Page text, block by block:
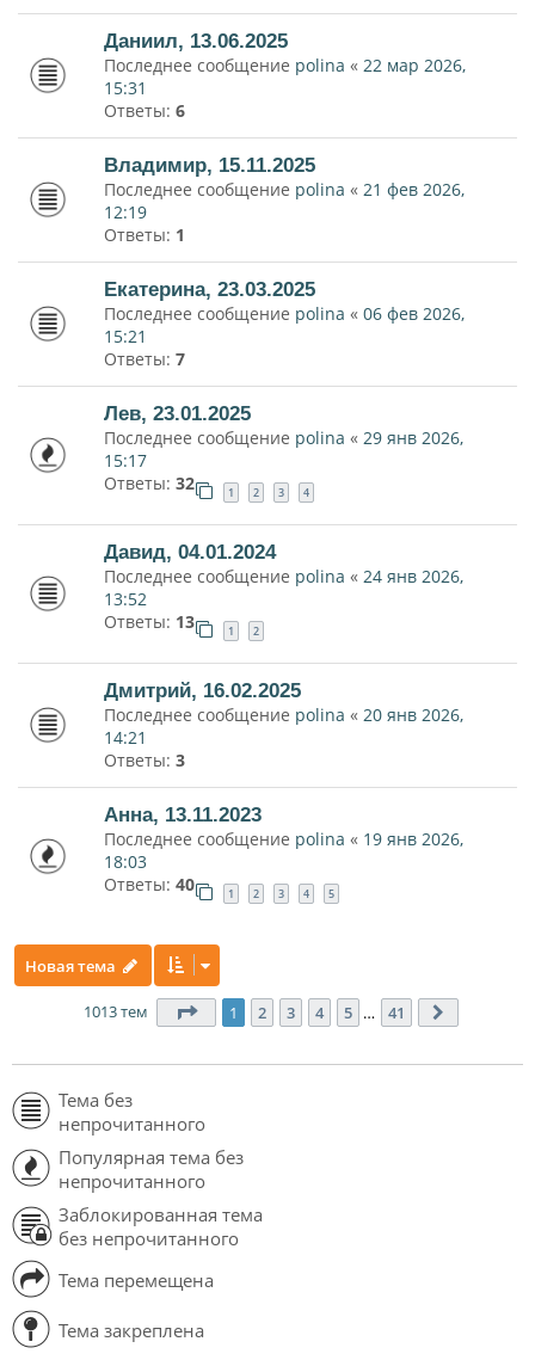
Даниил, 13.06.2025
Последнее сообщение polina « 22 мар 2026,
15:31
Ответы: 6
Владимир, 15.11.2025
Последнее сообщение polina « 21 фев 2026,
12:19
Ответы: 1
Екатерина, 23.03.2025
Последнее сообщение polina « 06 фев 2026,
15:21
Ответы: 7
Лев, 23.01.2025
Последнее сообщение polina « 29 янв 2026,
15:17
Ответы: 32 1 2 3 4
Давид, 04.01.2024
Последнее сообщение polina « 24 янв 2026,
13:52
Ответы: 13 1 2
Дмитрий, 16.02.2025
Последнее сообщение polina « 20 янв 2026,
14:21
Ответы: 3
Анна, 13.11.2023
Последнее сообщение polina « 19 янв 2026,
18:03
Ответы: 40 1 2 3 4 5
Новая тема
1013 тем Страница 1из 41
1 2 3 4 5 … 41
Тема без
непрочитанного
Популярная тема без
непрочитанного
Заблокированная тема
без непрочитанного
Тема перемещена
Тема закреплена